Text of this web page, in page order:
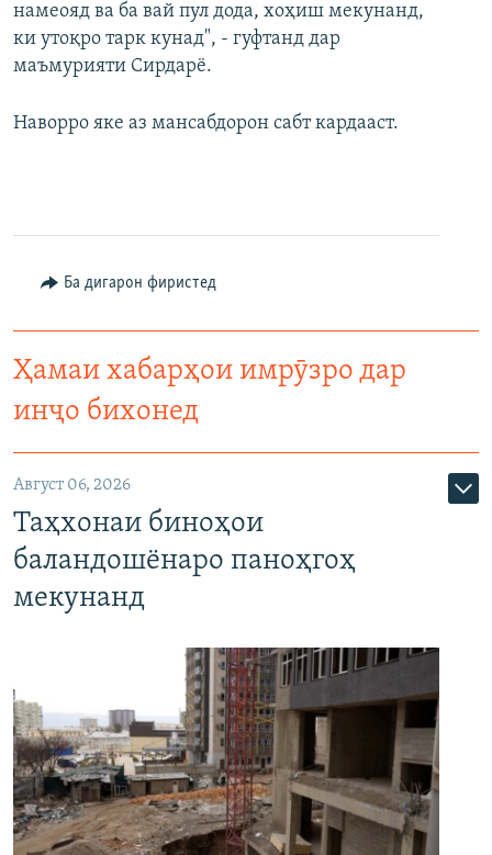
намеояд ва ба вай пул дода, хоҳиш мекунанд,
ки утоқро тарк кунад", - гуфтанд дар
маъмурияти Сирдарё.
Наворро яке аз мансабдорон сабт кардааст.
Ба дигарон фиристед
Ҳамаи хабарҳои имрӯзро дар
инҷо бихонед
Август 06, 2026
Таҳхонаи биноҳои
баландошёнаро паноҳгоҳ
мекунанд